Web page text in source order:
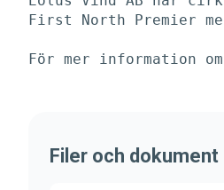
First North Premier
För mer information
Filer och dokument